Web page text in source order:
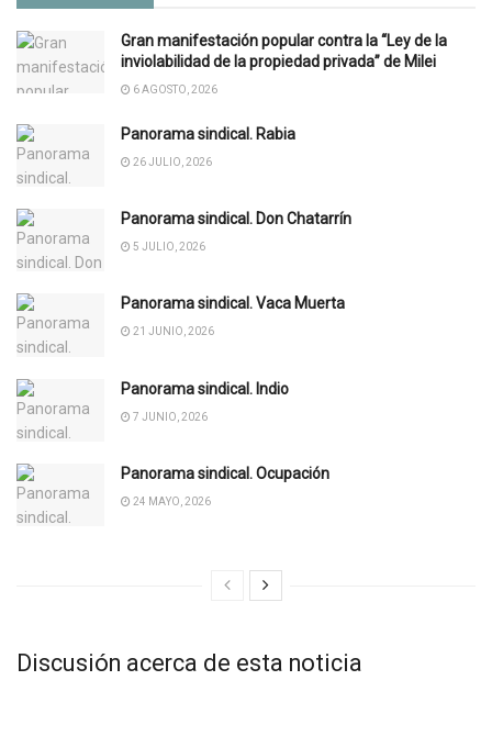
Gran manifestación popular contra la “Ley de la
inviolabilidad de la propiedad privada” de Milei
6 AGOSTO, 2026
Panorama sindical. Rabia
26 JULIO, 2026
Panorama sindical. Don Chatarrín
5 JULIO, 2026
Panorama sindical. Vaca Muerta
21 JUNIO, 2026
Panorama sindical. Indio
7 JUNIO, 2026
Panorama sindical. Ocupación
24 MAYO, 2026
Discusión acerca de esta noticia